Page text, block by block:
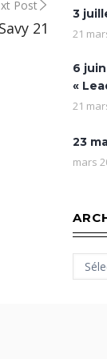
Post
21
3
21
6
«
21
23
mars